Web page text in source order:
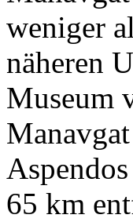
weniger
näheren
Museum
65 km